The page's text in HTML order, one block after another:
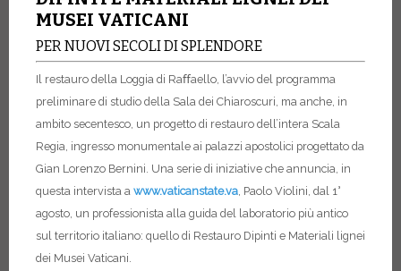
MUSEI VATICANI
PER NUOVI SECOLI DI SPLENDORE
Il restauro della Loggia di Raﬀaello, l’avvio del programma
preliminare di studio della Sala dei Chiaroscuri, ma anche, in
ambito secentesco, un progetto di restauro dell’intera Scala
Regia, ingresso monumentale ai palazzi apostolici progettato da
Gian Lorenzo Bernini. Una serie di iniziative che annuncia, in
questa intervista a www.vaticanstate.va , Paolo Violini, dal 1°
agosto, un professionista alla guida del laboratorio più antico
sul territorio italiano: quello di Restauro Dipinti e Materiali lignei
dei Musei Vaticani.